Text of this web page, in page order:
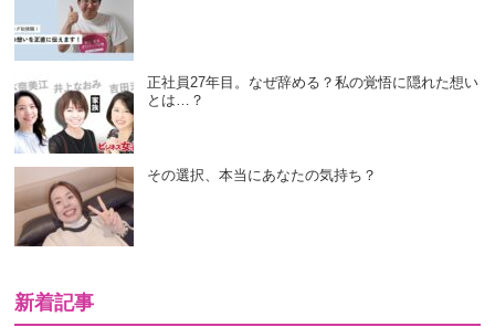
正社員27年目。なぜ辞める？私の覚悟に隠れた想い
とは…？
その選択、本当にあなたの気持ち？
新着記事